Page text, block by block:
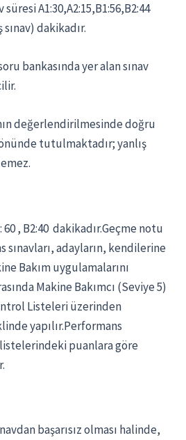
A1:30,A2:15,B1:56,B2:44
sınav) dakikadır.
bankasında yer alan sınav
değerlendirilmesinde doğru
önünde tutulmaktadır; yanlış
60 , B2:40 dakikadır.Geçme notu
sınavları, adayların, kendilerine
Bakım uygulamalarını
Makine Bakımcı (Seviye 5)
Listeleri üzerinden
yapılır.Performans
puanlara göre
başarısız olması halinde,